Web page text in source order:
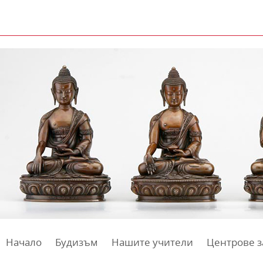
Начало Будизъм Нашите учители Центрове